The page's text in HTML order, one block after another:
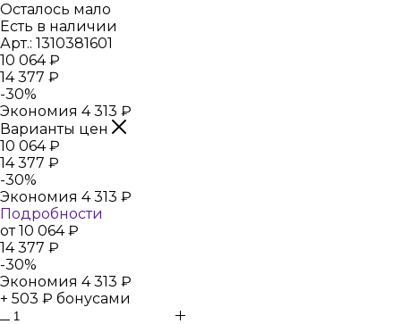
Осталось мало
Есть в наличии
Арт.: 1310381601
10 064₽
14 377 ₽
-30%
Экономия 4 313 ₽
Варианты цен
10 064₽
14 377 ₽
-30%
Экономия 4 313 ₽
Подробности
от10 064 ₽
14 377 ₽
-30%
Экономия 4 313 ₽
+ 503 ₽ бонусами